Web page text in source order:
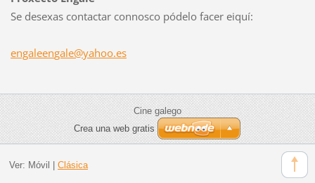
Se desexas contactar connosco pódelo facer eiquí:
engaleengale@yahoo.es
Cine galego
Crea una web gratis
Ver: Móvil Clásica